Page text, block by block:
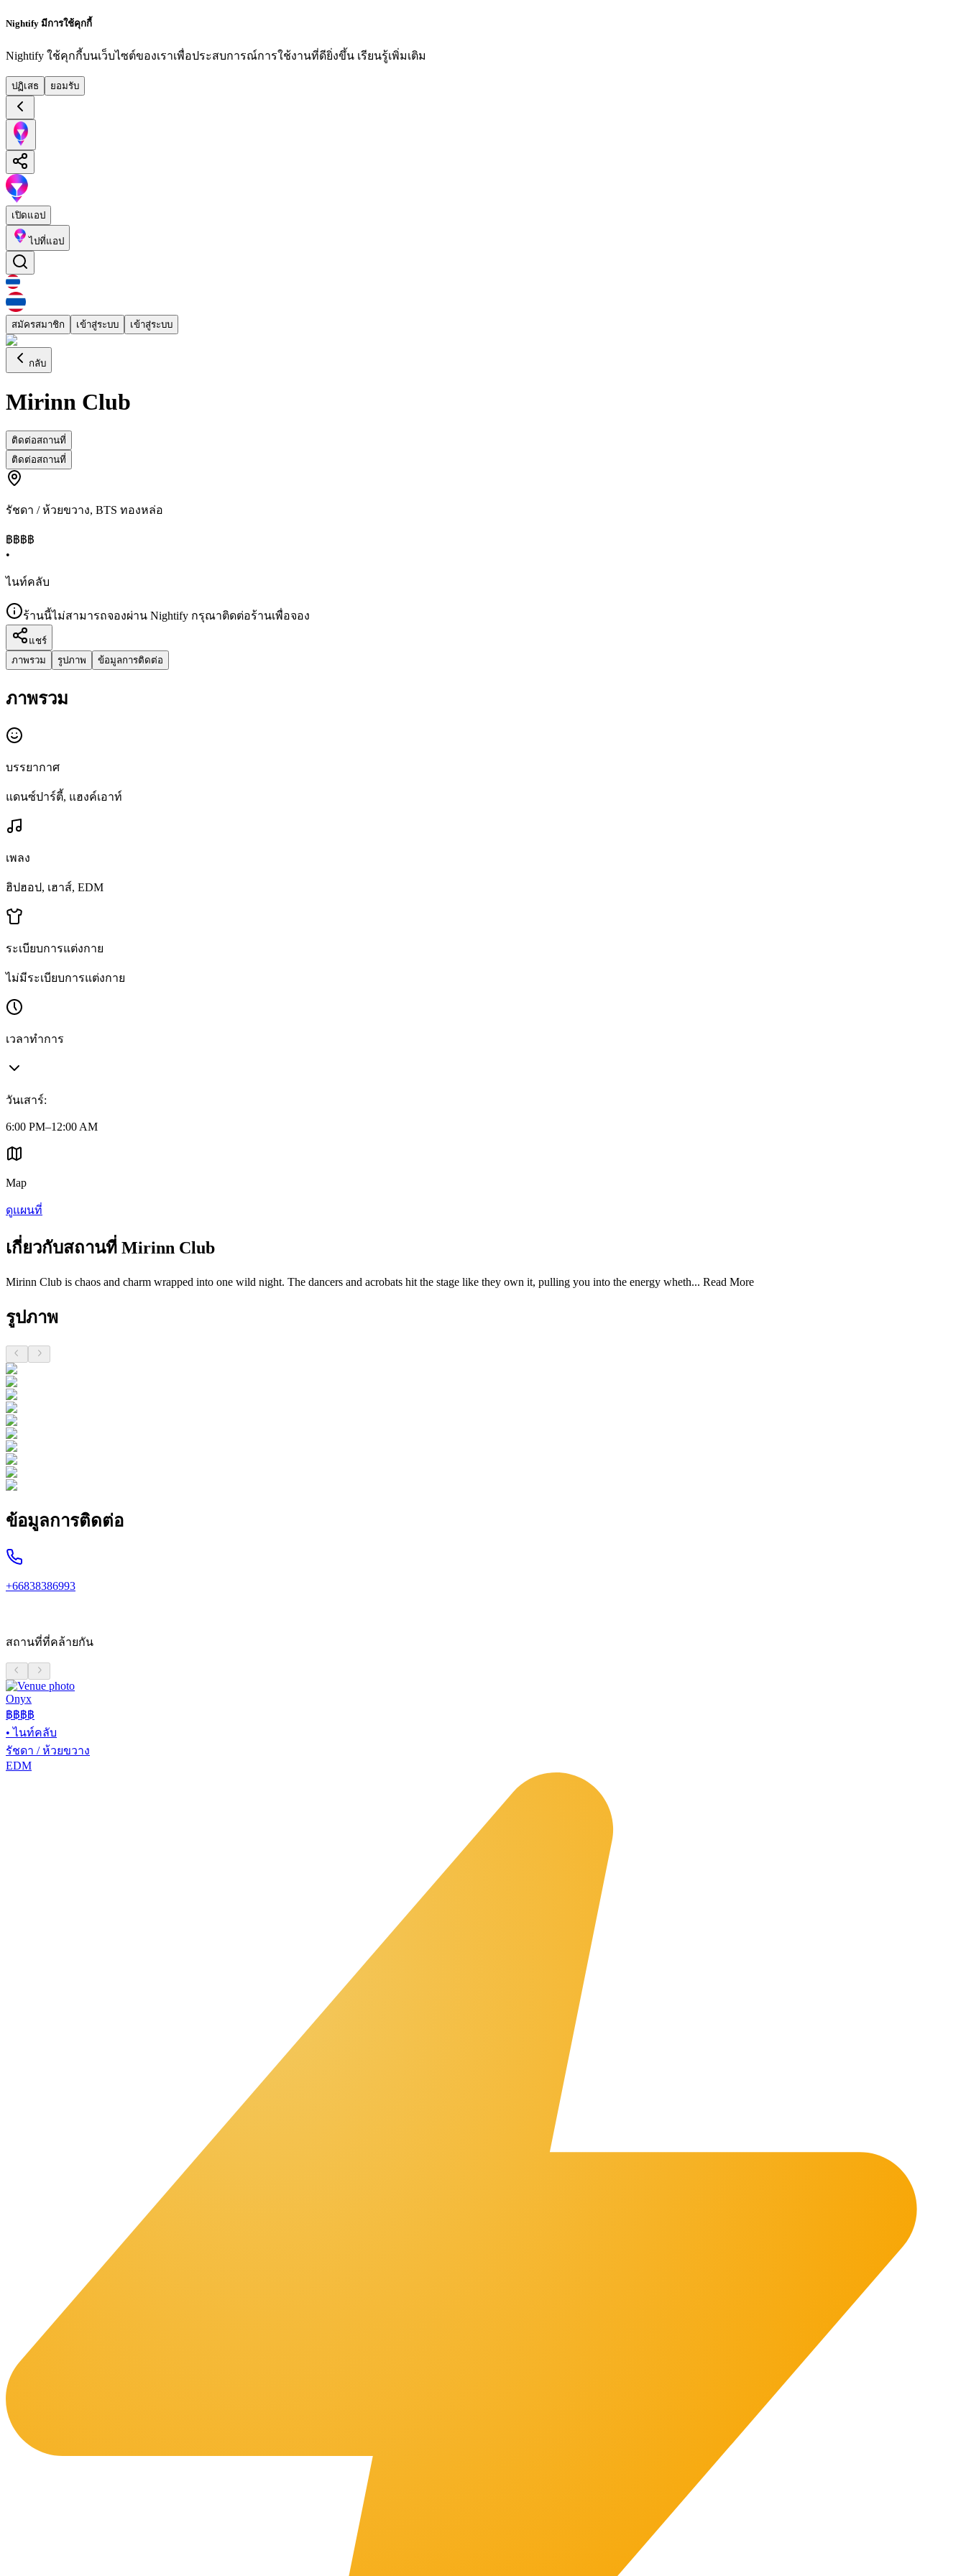
Nightify มีการใช้คุกกี้
Nightify ใช้คุกกี้บนเว็บไซต์ของเราเพื่อประสบการณ์การใช้งานที่ดียิ่งขึ้น เรียนรู้เพิ่มเติม
ปฏิเสธ ยอมรับ
เปิดแอป
ไปที่แอป
สมัครสมาชิก เข้าสู่ระบบ เข้าสู่ระบบ
กลับ
Mirinn Club
ติดต่อสถานที่
ติดต่อสถานที่
รัชดา / ห้วยขวาง, BTS ทองหล่อ
฿฿฿฿
•
ไนท์คลับ
ร้านนี้ไม่สามารถจองผ่าน Nightify กรุณาติดต่อร้านเพื่อจอง
แชร์
ภาพรวม
รูปภาพ ข้อมูลการติดต่อ
ภาพรวม
บรรยากาศ
แดนซ์ปาร์ตี้, แฮงค์เอาท์
เพลง
ฮิปฮอป, เฮาส์, EDM
ระเบียบการแต่งกาย
ไม่มีระเบียบการแต่งกาย
เวลาทำการ
วันเสาร์:
6:00 PM–12:00 AM
Map
ดูแผนที่
เกี่ยวกับสถานที่ Mirinn Club
Mirinn Club is chaos and charm wrapped into one wild night. The dancers and acrobats hit the stage like they own it, pulling you into the energy wheth... Read More
รูปภาพ
ข้อมูลการติดต่อ
+66838386993
สถานที่ที่คล้ายกัน
Onyx
฿฿฿฿
• ไนท์คลับ
รัชดา / ห้วยขวาง
EDM